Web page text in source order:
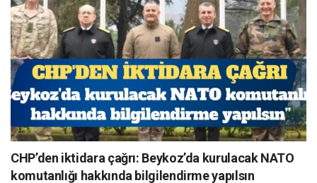
CHP’den iktidara çağrı: Beykoz’da kurulacak NATO
komutanlığı hakkında bilgilendirme yapılsın